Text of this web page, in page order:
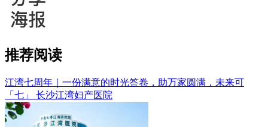
推荐阅读
江湾七周年｜一份满意的时光答卷，助万家圆满，未来可
「七」 长沙江湾妇产医院